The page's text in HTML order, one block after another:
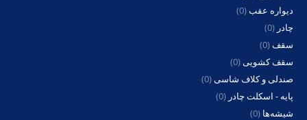
دیواره عقب(0)
چادر (0)
سقف(0)
سقف کشویی(0)
صندلی و کلاف شاسی(0)
پایه - اسکلت چادر (0)
شیشه‌ها (0)